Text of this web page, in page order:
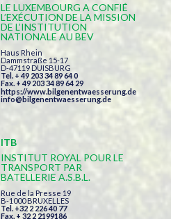
LE LUXEMBOURG A CONFIÉ
L’EXÉCUTION DE LA MISSION
DE L’INSTITUTION
NATIONALE AU BEV
Haus Rhein
Dammstraße 15-17
D-47119 DUISBURG
Tel. + 49 203 34 89 64 0
Fax. + 49 203 34 89 64 29
https://www.bilgenentwaesserung.de
info@bilgenentwaesserung.de
ITB
INSTITUT ROYAL POUR LE
TRANSPORT PAR
BATELLERIE A.S.B.L.
Rue de la Presse 19
B-1000 BRUXELLES
Tel. +32 2 226 40 77
Fax. + 32 2 2199186